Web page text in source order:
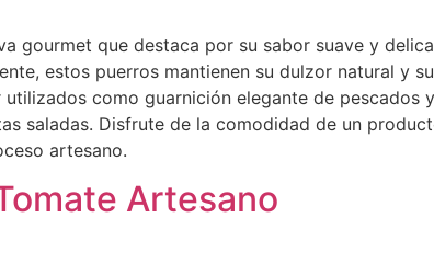
gourmet que destaca por su sabor suave y
estos puerros mantienen su dulzor natural y
como guarnición elegante de pescados
saladas. Disfrute de la comodidad de un
artesano.
Artesano